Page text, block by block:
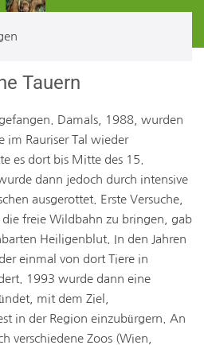
Tauern
Damals, 1988, wurden
im Rauriser Tal wieder
es dort bis Mitte des 15.
dann jedoch durch intensive
ausgerottet. Erste Versuche,
freie Wildbahn zu bringen, gab
Heiligenblut. In den Jahren
einmal von dort Tiere in
1993 wurde dann eine
mit dem Ziel,
in der Region einzubürgern. An
verschiedene Zoos (Wien,